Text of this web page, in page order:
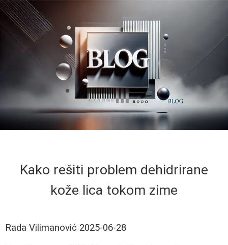
Kako rešiti problem dehidrirane
kože lica tokom zime
Rada Vilimanović 2025-06-28